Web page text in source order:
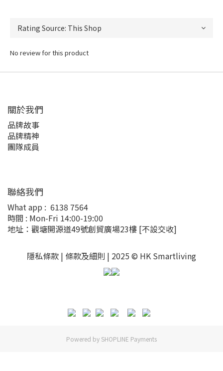
No review for this product
關於我們
品牌故事
品牌精神
團隊成員
聯絡我們
What app : 6138 7564
時間 : Mon-Fri 14:00-19:00
地址：觀塘開源道49號創貿廣場23樓 [不設交收]
隱私條款 | 條款及細則 | 2025 © HK Smartliving
Powered by SHOPLINE Payments